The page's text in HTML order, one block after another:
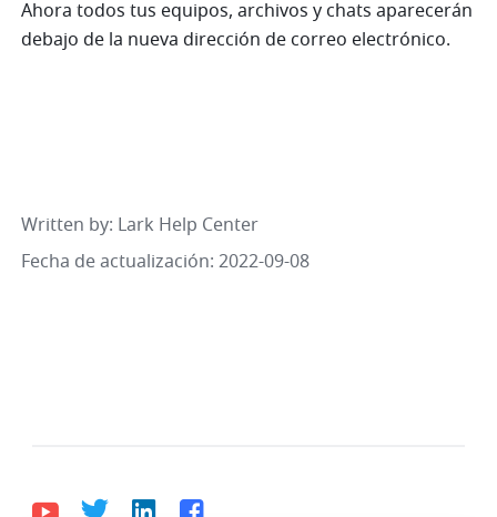
Ahora todos tus equipos, archivos y chats aparecerán
debajo de la nueva dirección de correo electrónico.
Written by: Lark Help Center
Fecha de actualización: 2022-09-08